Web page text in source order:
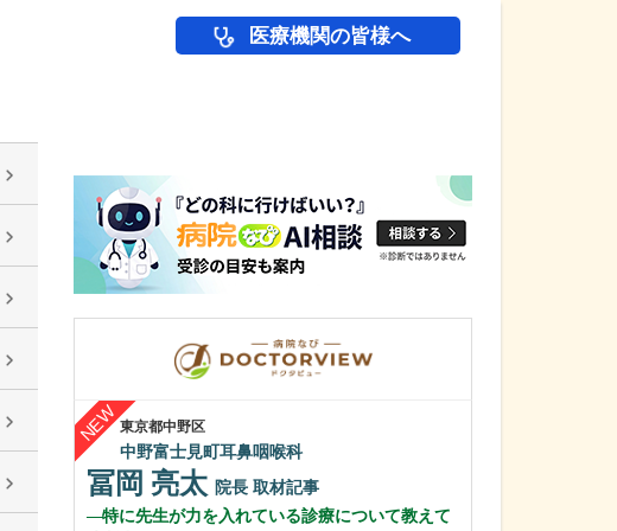
医療機関の皆様へ
東京都中野区
中野富士見町耳鼻咽喉科
冨岡 亮太 院長 取材記事
特に先生が力を入れている診療について教えて
て、